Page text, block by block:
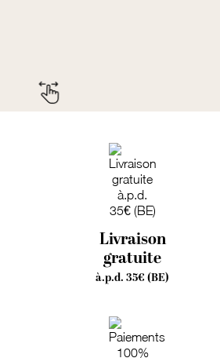
Livraison
gratuite
à.p.d. 35€ (BE)